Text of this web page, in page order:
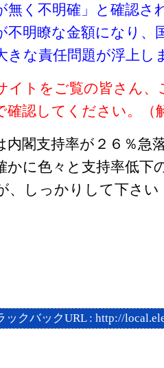
無く不明確」と確認さ
不明瞭な金額になり、
きな責任問題が浮上
イトをご覧の皆さん、
確認してください。（
閣支持率が２６％急
に色々と支持率低下
、しっかりして下さい
ックバックURL : http://